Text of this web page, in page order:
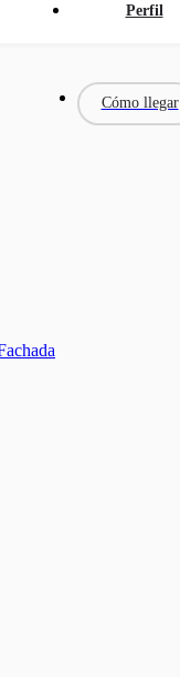
Perfil
Cómo llegar